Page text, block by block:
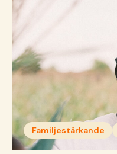
Familjestärkande